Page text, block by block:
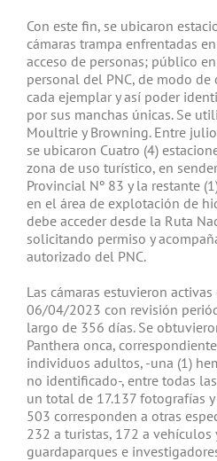
Con este fin, se ubicaron
cámaras trampa enfrentadas
acceso de personas; público
personal del PNC, de modo
cada ejemplar y así poder
por sus manchas únicas. Se
Moultrie y Browning. Entre
se ubicaron Cuatro (4)
zona de uso turístico, en
Provincial Nº 83 y la restante
en el área de explotación de
debe acceder desde la Ruta
solicitando permiso y
autorizado del PNC.
Las cámaras estuvieron
06/04/2023 con revisión
largo de 356 días. Se
Panthera onca,
individuos adultos, -una (1)
no identificado-, entre todas
un total de 17.137 fotografías
503 corresponden a otras
232 a turistas, 172 a vehículos
guardaparques e